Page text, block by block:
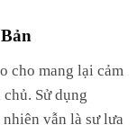
cho mang lại cảm
Sử dụng
vẫn là sự lựa